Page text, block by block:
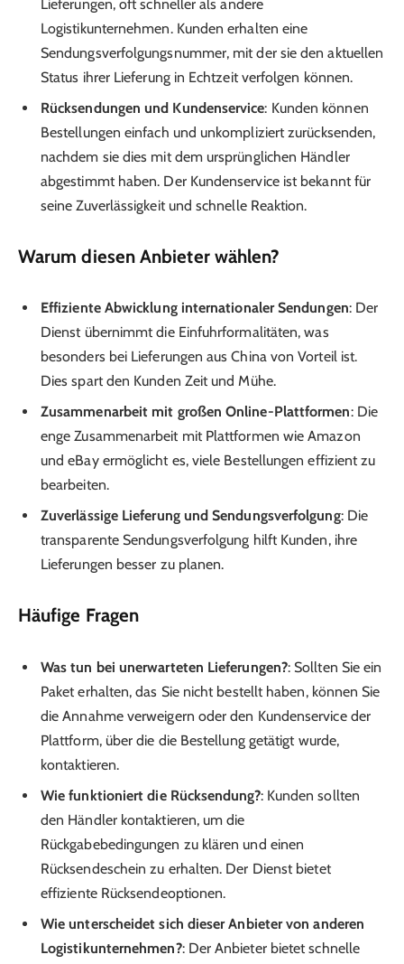
Lieferungen, oft schneller als andere
Logistikunternehmen. Kunden erhalten eine
Sendungsverfolgungsnummer, mit der sie den aktuellen
Status ihrer Lieferung in Echtzeit verfolgen können.
Rücksendungen und Kundenservice: Kunden können
Bestellungen einfach und unkompliziert zurücksenden,
nachdem sie dies mit dem ursprünglichen Händler
abgestimmt haben. Der Kundenservice ist bekannt für
seine Zuverlässigkeit und schnelle Reaktion.
Warum diesen Anbieter wählen?
Effiziente Abwicklung internationaler Sendungen: Der
Dienst übernimmt die Einfuhrformalitäten, was
besonders bei Lieferungen aus China von Vorteil ist.
Dies spart den Kunden Zeit und Mühe.
Zusammenarbeit mit großen Online-Plattformen: Die
enge Zusammenarbeit mit Plattformen wie Amazon
und eBay ermöglicht es, viele Bestellungen effizient zu
bearbeiten.
Zuverlässige Lieferung und Sendungsverfolgung: Die
transparente Sendungsverfolgung hilft Kunden, ihre
Lieferungen besser zu planen.
Häufige Fragen
Was tun bei unerwarteten Lieferungen?: Sollten Sie ein
Paket erhalten, das Sie nicht bestellt haben, können Sie
die Annahme verweigern oder den Kundenservice der
Plattform, über die die Bestellung getätigt wurde,
kontaktieren.
Wie funktioniert die Rücksendung?: Kunden sollten
den Händler kontaktieren, um die
Rückgabebedingungen zu klären und einen
Rücksendeschein zu erhalten. Der Dienst bietet
effiziente Rücksendeoptionen.
Wie unterscheidet sich dieser Anbieter von anderen
Logistikunternehmen?: Der Anbieter bietet schnelle